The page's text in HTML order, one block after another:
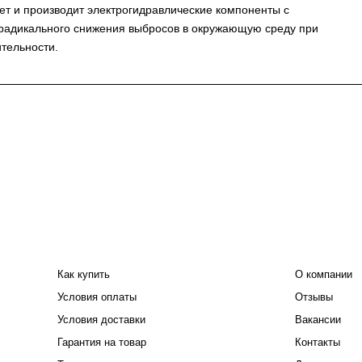
и производит электрогидравлические компоненты с
снижения выбросов в окружающую среду при
Как купить
Условия оплаты
Условия доставки
Гарантия на товар
О компании
Отзывы
Вакансии
Контакты